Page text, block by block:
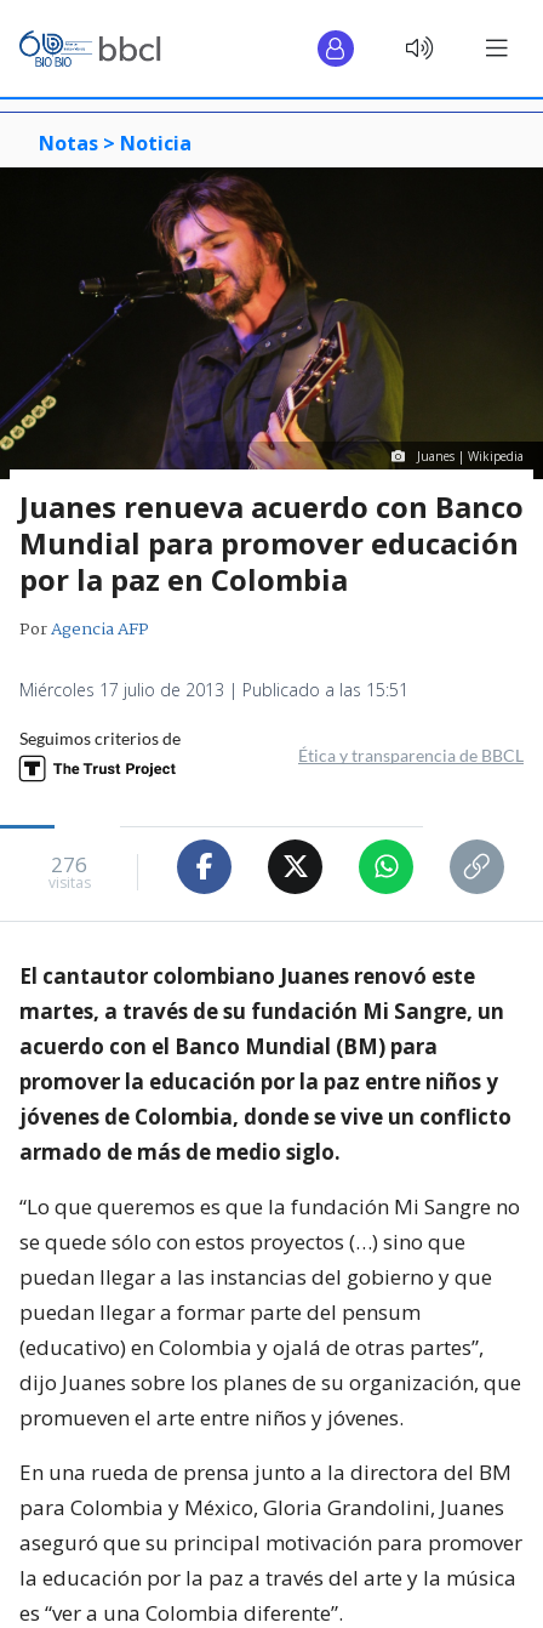
Notas > Noticia
Juanes | Wikipedia
Juanes renueva acuerdo con Banco
Mundial para promover educación
por la paz en Colombia
PorAgencia AFP
Miércoles 17 julio de 2013 | Publicado a las 15:51
Seguimos criterios de
Ética y transparencia de BBCL
276
visitas
El cantautor colombiano Juanes renovó este
martes, a través de su fundación Mi Sangre, un
acuerdo con el Banco Mundial (BM) para
promover la educación por la paz entre niños y
jóvenes de Colombia, donde se vive un conflicto
armado de más de medio siglo.
“Lo que queremos es que la fundación Mi Sangre no
se quede sólo con estos proyectos (…) sino que
puedan llegar a las instancias del gobierno y que
puedan llegar a formar parte del pensum
(educativo) en Colombia y ojalá de otras partes”,
dijo Juanes sobre los planes de su organización, que
promueven el arte entre niños y jóvenes.
En una rueda de prensa junto a la directora del BM
para Colombia y México, Gloria Grandolini, Juanes
aseguró que su principal motivación para promover
la educación por la paz a través del arte y la música
es “ver a una Colombia diferente”.